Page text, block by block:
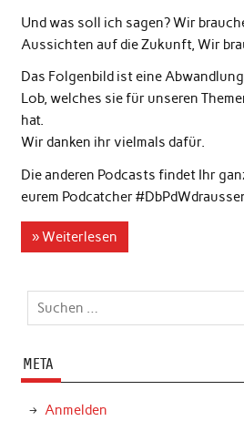
Und was soll ich sagen? Wir
Aussichten auf die Zukunft, Wir
Das Folgenbild ist eine
Lob, welches sie für unseren
hat.
Wir danken ihr vielmals dafür.
Die anderen Podcasts findet Ihr
eurem Podcatcher
» Weiterlesen
META
Anmelden